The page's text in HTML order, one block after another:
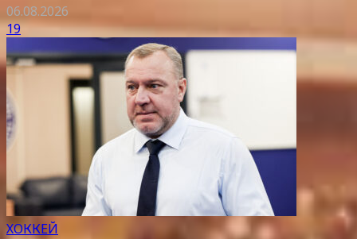
06.08.2026
19
ХОККЕЙ